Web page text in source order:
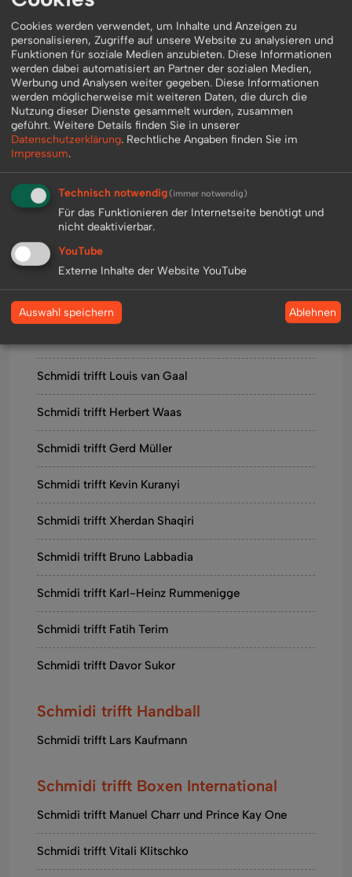
Schmidi trifft Marco Kurz und Andreas Müller
Schmidi trifft Jens Lehmann
Schmidi trifft Ailton
Schmidi trifft Lars und Sven Bender
Schmidi trifft Martin Demichelis
Schmidi trifft Michél Mazingu-Dinzey
Schmidi trifft Claudio Pizarro
Schmidi trifft Thomas Hitzelsberger
Schmidi trifft Louis van Gaal
Schmidi trifft Herbert Waas
Schmidi trifft Gerd Müller
Schmidi trifft Kevin Kuranyi
Schmidi trifft Xherdan Shaqiri
Schmidi trifft Bruno Labbadia
Schmidi trifft Karl-Heinz Rummenigge
Schmidi trifft Fatih Terim
Schmidi trifft Davor Sukor
Schmidi trifft Handball
Schmidi trifft Lars Kaufmann
Schmidi trifft Boxen International
Schmidi trifft Manuel Charr und Prince Kay One
Schmidi trifft Vitali Klitschko
Cookies werden verwendet, um Inhalte und Anzeigen zu
personalisieren, Zugriffe auf unsere Website zu analysieren und
Funktionen für soziale Medien anzubieten. Diese Informationen
werden dabei automatisiert an Partner der sozialen Medien,
Werbung und Analysen weiter gegeben. Diese Informationen
werden möglicherweise mit weiteren Daten, die durch die
Nutzung dieser Dienste gesammelt wurden, zusammen
geführt. Weitere Details finden Sie in unserer
Datenschutzerklärung. Rechtliche Angaben finden Sie im
Impressum.
Technisch notwendig(immer notwendig)
Für das Funktionieren der Internetseite benötigt und
nicht deaktivierbar.
YouTube
Externe Inhalte der Website YouTube
Auswahl speichern Ablehnen